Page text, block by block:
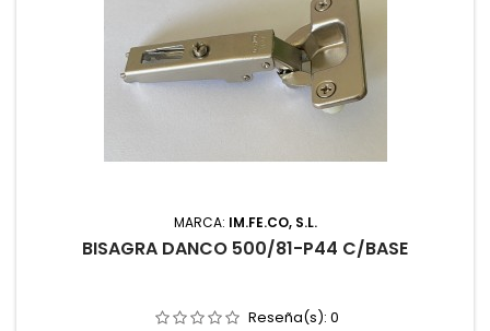
MARCA: IM.FE.CO, S.L.
BISAGRA DANCO 500/81-P44 C/BASE
Reseña(s): 0